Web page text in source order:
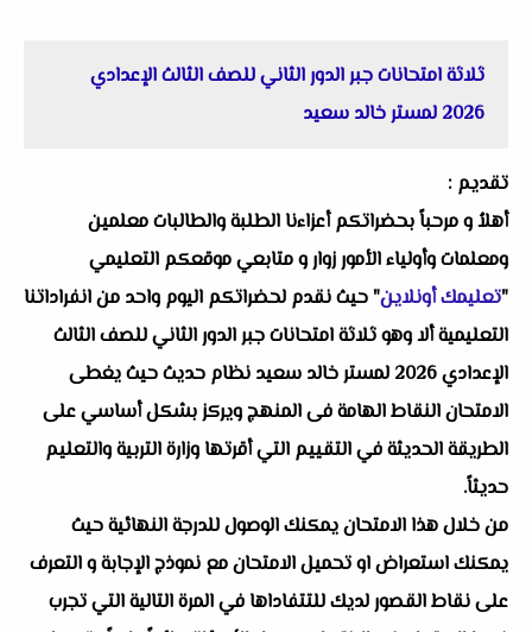
ثلاثة امتحانات جبر الدور الثاني للصف الثالث الإعدادي
2026 لمستر خالد سعيد
تقديم :
أهلاُ و مرحباً بحضراتكم أعزاءنا الطلبة والطالبات معلمين
ومعلمات وأولياء الأمور زوار و متابعي موقعكم التعليمي
"تعليمك أونلاين" حيث نقدم لحضراتكم اليوم واحد من انفراداتنا
التعليمية ألا وهو ثلاثة امتحانات جبر الدور الثاني للصف الثالث
الإعدادي 2026 لمستر خالد سعيد نظام حديث حيث يغطى
الامتحان النقاط الهامة فى المنهج ويركز بشكل أساسي على
الطريقة الحديثة في التقييم التي أقرتها وزارة التربية والتعليم
حديثاً.
من خلال هذا الامتحان يمكنك الوصول للدرجة النهائية حيث
يمكنك استعراض او تحميل الامتحان مع نموذج الإجابة و التعرف
على نقاط القصور لديك للتتفاداها في المرة التالية التي تجرب